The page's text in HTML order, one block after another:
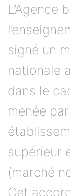
L’Agence
signé un
nationale
dans le
menée
supérieur
(marché
Cet